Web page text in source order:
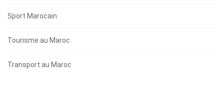
Sport Marocain
Tourisme au Maroc
Transport au Maroc